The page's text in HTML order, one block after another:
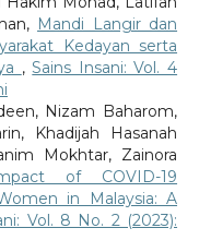
Mandi Langir dan
Kedayan serta
,Sains Insani: Vol. 4
Nizam Baharom,
Khadijah Hasanah
Mokhtar, Zainora
of COVID-19
in Malaysia: A
Vol. 8 No. 2 (2023):